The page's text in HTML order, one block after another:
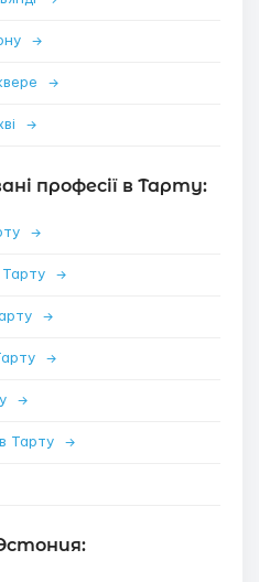
→
→
→
професії в Тарту:
→
→
→
→
→
Тарту →